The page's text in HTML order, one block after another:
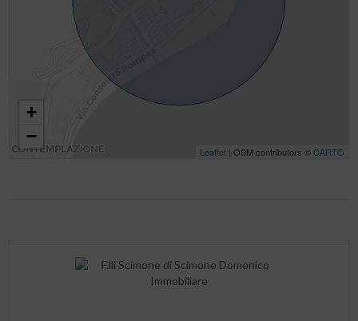
+
−
Leaflet| OSM contributors ©CARTO